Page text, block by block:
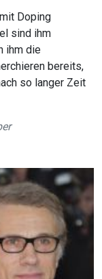
Doping
sind ihm
ihm die
bereits,
so langer Zeit